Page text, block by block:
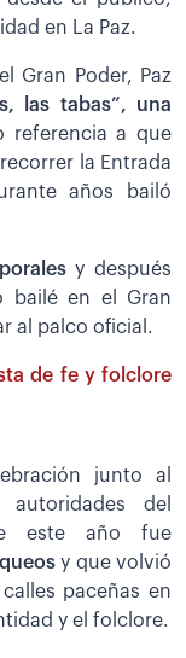
en La Paz.
Gran Poder, Paz
las tabas”, una
referencia a que
la Entrada
años bailó
y después
bailé en el Gran
al palco oficial.
de fe y folclore
junto al
del
este año fue
y que volvió
paceñas en
y el folclore.